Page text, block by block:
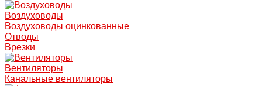
Воздуховоды
Воздуховоды оцинкованные
Отводы
Врезки
Вентиляторы
Канальные вентиляторы